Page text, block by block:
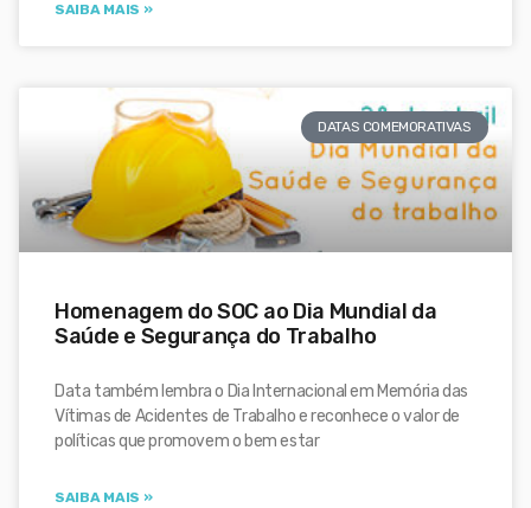
SAIBA MAIS »
DATAS COMEMORATIVAS
Homenagem do SOC ao Dia Mundial da
Saúde e Segurança do Trabalho
Data também lembra o Dia Internacional em Memória das
Vítimas de Acidentes de Trabalho e reconhece o valor de
políticas que promovem o bem estar
SAIBA MAIS »